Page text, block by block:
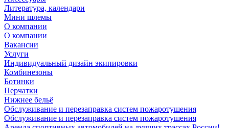
Литература, календари
Мини шлемы
О компании
О компании
Вакансии
Услуги
Индивидуальный дизайн экипировки
Комбинезоны
Ботинки
Перчатки
Нижнее бельё
Обслуживание и перезаправка систем пожаротушения
Обслуживание и перезаправка систем пожаротушения